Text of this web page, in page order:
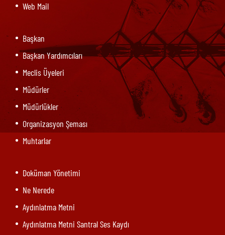
Web Mail
Başkan
Başkan Yardımcıları
Meclis Üyeleri
Müdürler
Müdürlükler
Organizasyon Şeması
Muhtarlar
Doküman Yönetimi
Ne Nerede
Aydınlatma Metni
Aydınlatma Metni Santral Ses Kaydı